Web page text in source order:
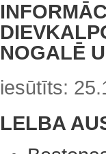
NOGALĒ
iesūtīts:
LELBA